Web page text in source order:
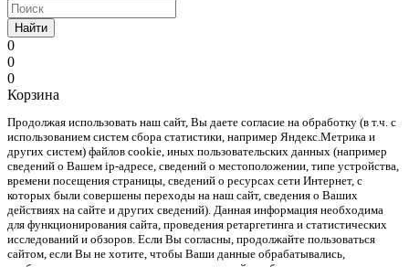
Найти
0
0
0
Корзина
Продолжая использовать наш cайт, Вы даете согласие на обработку (в т.ч. с
использованием систем сбора статистики, например Яндекс.Метрика и
других систем) файлов cookie, иных пользовательских данных (например
сведений о Вашем ip-адресе, сведений о местоположении, типе устройства,
времени посещения страницы, сведений о ресурсах сети Интернет, с
которых были совершены переходы на наш сайт, сведения о Ваших
действиях на сайте и других сведений). Данная информация необходима
для функционирования сайта, проведения ретаргетинга и статистических
исследований и обзоров. Если Вы согласны, продолжайте пользоваться
сайтом, если Вы не хотите, чтобы Ваши данные обрабатывались,